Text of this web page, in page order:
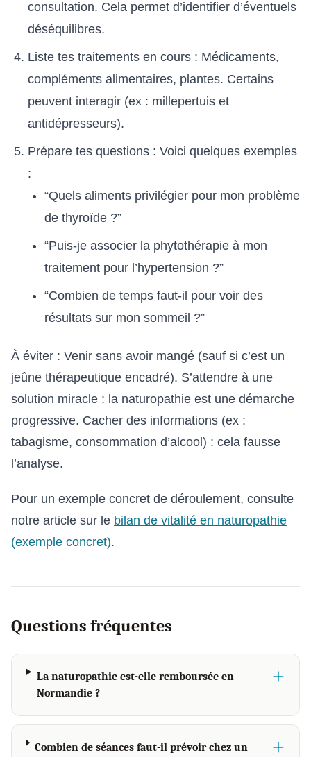
consultation. Cela permet d’identifier d’éventuels
déséquilibres.
Liste tes traitements en cours : Médicaments,
compléments alimentaires, plantes. Certains
peuvent interagir (ex : millepertuis et
antidépresseurs).
Prépare tes questions : Voici quelques exemples
:
“Quels aliments privilégier pour mon problème
de thyroïde ?”
“Puis-je associer la phytothérapie à mon
traitement pour l’hypertension ?”
“Combien de temps faut-il pour voir des
résultats sur mon sommeil ?”
À éviter : Venir sans avoir mangé (sauf si c’est un
jeûne thérapeutique encadré). S’attendre à une
solution miracle : la naturopathie est une démarche
progressive. Cacher des informations (ex :
tabagisme, consommation d’alcool) : cela fausse
l’analyse.
Pour un exemple concret de déroulement, consulte
notre article sur le bilan de vitalité en naturopathie
(exemple concret).
Questions fréquentes
La naturopathie est-elle remboursée en
Normandie ?
Combien de séances faut-il prévoir chez un